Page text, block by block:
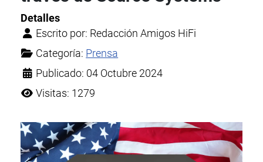
Detalles
Escrito por: Redacción Amigos HiFi
Categoría: Prensa
Publicado: 04 Octubre 2024
Visitas: 1279